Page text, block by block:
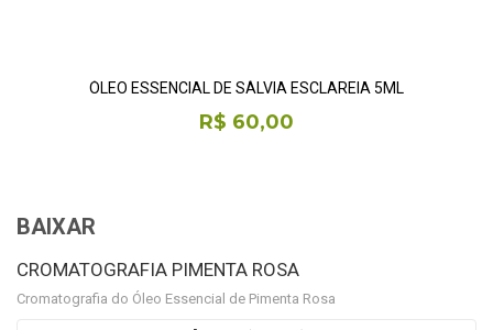
ÓLEO ESSENCIAL DE SÁLVIA ESCLAREIA 5ML
R$ 60,00
BAIXAR
CROMATOGRAFIA PIMENTA ROSA
Cromatografia do Óleo Essencial de Pimenta Rosa